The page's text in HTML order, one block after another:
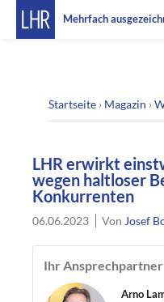
Mehrfach
Startseite › Magazin ›
LHR erwirkt
wegen haltloser
Konkurrenten
06.06.2023 Von Josef
Ihr Ansprechpartner
Arno